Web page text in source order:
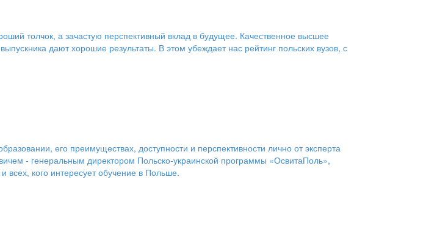
толчок, а зачастую перспективный вклад в будущее. Качественное высшее
дают хорошие результаты. В этом убеждает нас рейтинг польских вузов, с
его преимуществах, доступности и перспективности лично от эксперта
- генеральным директором Польско-украинской программы «ОсвитаПоль»,
всех, кого интересует обучение в Польше.